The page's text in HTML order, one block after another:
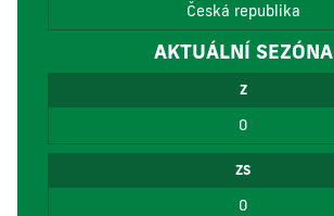
Česká republika
AKTUÁLNÍ SEZÓNA
Z
0
ZS
0